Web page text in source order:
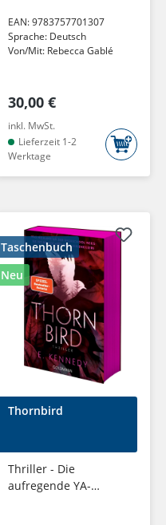
EAN:9783757701307
Sprache: Deutsch
Von/Mit: Rebecca Gablé
30,00 €
inkl. MwSt.
Lieferzeit 1-2
Werktage
Taschenbuch
Neu
Thornbird
Thriller - Die
aufregende YA-